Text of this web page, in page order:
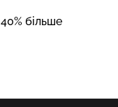
більше